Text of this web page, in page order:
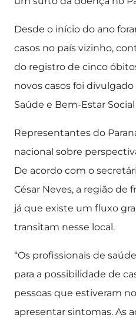
Desde o início do ano
casos no país vizinho,
do registro de cinco
novos casos foi
Saúde e Bem-Estar
Representantes do
nacional sobre
De acordo com o
César Neves, a região de
já que existe um fluxo
transitam nesse local.
“Os profissionais de
para a possibilidade de
pessoas que estiveram
apresentar sintomas. As